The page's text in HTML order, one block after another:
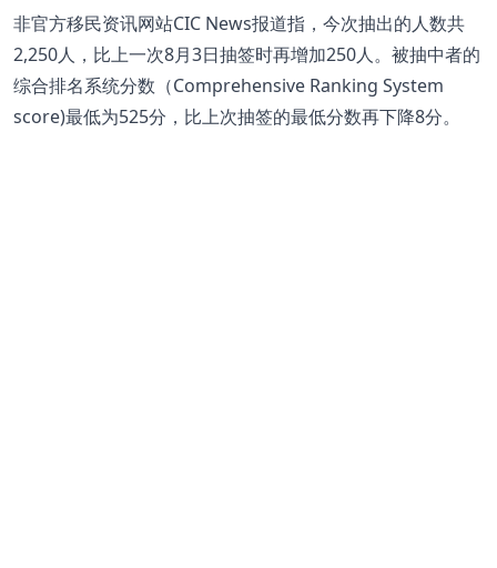
非官方移民资讯网站CIC News报道指，今次抽出的人数共
2,250人，比上一次8月3日抽签时再增加250人。被抽中者的
综合排名系统分数（Comprehensive Ranking System
score)最低为525分，比上次抽签的最低分数再下降8分。